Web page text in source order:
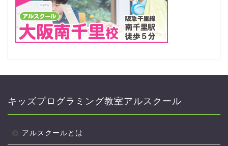
キッズプログラミング教室アルスクール
アルスクールとは